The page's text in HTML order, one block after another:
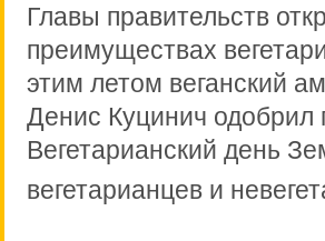
Главы правительств
преимуществах
этим летом веганский
Денис Куцинич одобрил
Вегетарианский день
вегетарианцев и